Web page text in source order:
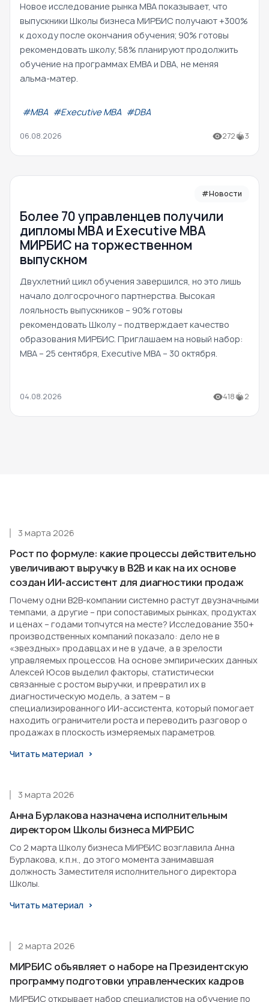
Новое исследование рынка MBA показывает, что
выпускники Школы бизнеса МИРБИС получают +300%
к доходу после окончания обучения; 90% готовы
рекомендовать школу; 58% планируют продолжить
обучение на программах EMBA и DBA, не меняя
альма-матер.
#МВА #Executive MBA #DBA
06.08.2026 272 3
#Новости
Более 70 управленцев получили
дипломы MBA и Executive MBA
МИРБИС на торжественном
выпускном
Двухлетний цикл обучения завершился, но это лишь
начало долгосрочного партнерства. Высокая
лояльность выпускников – 90% готовы
рекомендовать Школу – подтверждает качество
образования МИРБИС. Приглашаем на новый набор:
MBA – 25 сентября, Executive MBA – 30 октября.
04.08.2026 418 2
Рост по формуле: какие процессы действительно
увеличивают выручку в B2B и как на их основе
создан ИИ-ассистент для диагностики продаж
3 марта 2026
Почему одни B2B-компании системно растут двузначными
темпами, а другие – при сопоставимых рынках, продуктах
и ценах – годами топчутся на месте? Исследование 350+
производственных компаний показало: дело не в
«звездных» продавцах и не в удаче, а в зрелости
управляемых процессов. На основе эмпирических данных
Алексей Юсов выделил факторы, статистически
связанные с ростом выручки, и превратил их в
диагностическую модель, а затем – в
специализированного ИИ-ассистента, который помогает
находить ограничители роста и переводить разговор о
продажах в плоскость измеряемых параметров.
Читать материал
Анна Бурлакова назначена исполнительным
директором Школы бизнеса МИРБИС
3 марта 2026
Со 2 марта Школу бизнеса МИРБИС возглавила Анна
Бурлакова, к.п.н., до этого момента занимавшая
должность Заместителя исполнительного директора
Школы.
Читать материал
МИРБИС объявляет о наборе на Президентскую
программу подготовки управленческих кадров
2 марта 2026
МИРБИС открывает набор специалистов на обучение по